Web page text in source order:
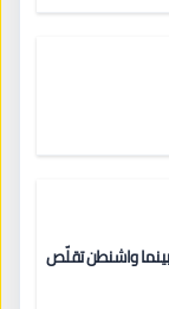
بينما واشنطن تقلّص